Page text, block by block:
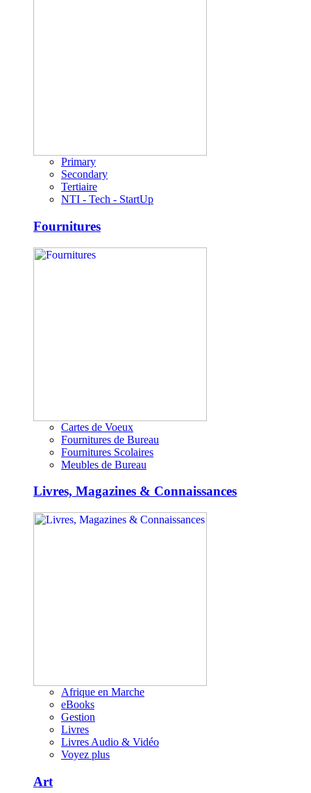
Primary
Secondary
Tertiaire
NTI - Tech - StartUp
Fournitures
Cartes de Voeux
Fournitures de Bureau
Fournitures Scolaires
Meubles de Bureau
Livres, Magazines & Connaissances
Afrique en Marche
eBooks
Gestion
Livres
Livres Audio & Vidéo
Voyez plus
Art